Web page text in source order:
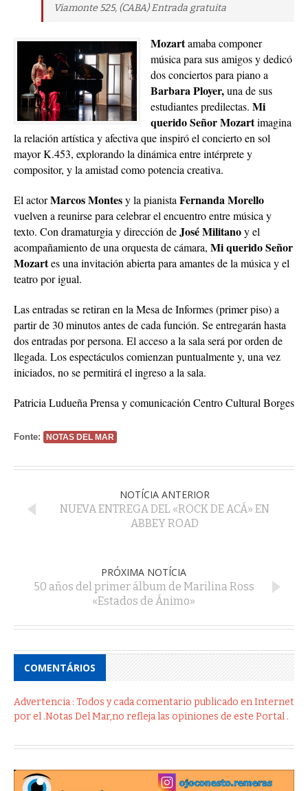
Viamonte 525, (CABA) Entrada gratuita
Mozartamaba componer
música para sus amigos y dedicó
dos conciertos para piano a
Barbara Ployer,una de sus
estudiantes predilectas. Mi
querido Señor Mozartimagina
la relación artística y afectiva que inspiró el concierto en sol
mayor K.453, explorando la dinámica entre intérprete y
compositor, y la amistad como potencia creativa.
El actorMarcos Montesy la pianista Fernanda Morello
vuelven a reunirse para celebrar el encuentro entre música y
texto. Con dramaturgia y dirección deJosé Militanoy el
acompañamiento de una orquesta de cámara, Mi querido Señor
Mozartes una invitación abierta para amantes de la música y el
teatro por igual.
Las entradas se retiran en la Mesa de Informes (primer piso) a
partir de 30 minutos antes de cada función. Se entregarán hasta
dos entradas por persona. El acceso a la sala será por orden de
llegada. Los espectáculos comienzan puntualmente y, una vez
iniciados, no se permitirá el ingreso a la sala.
Patricia Ludueña Prensa y comunicación Centro Cultural Borges
Fonte: NOTAS DEL MAR
NOTÍCIA ANTERIOR
NUEVA ENTREGA DEL «ROCK DE ACÁ» EN
ABBEY ROAD
PRÓXIMA NOTÍCIA
50 años del primer álbum de Marilina Ross
«Estados de Ánimo»
COMENTÁRIOS
Advertencia : Todos y cada comentario publicado en Internet
por el .Notas Del Mar,no refleja las opiniones de este Portal .